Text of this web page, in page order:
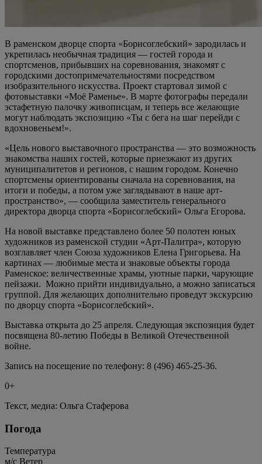
В раменском дворце спорта «Борисоглебский» зародилась и
укрепилась необычная традиция — гостей города и
спортсменов, прибывших на соревнования, знакомят с
городскими достопримечательностями посредством
изобразительного искусства. Проект стартовал зимой с
фотовыставки «Моё Раменье». В марте фотографы передали
эстафетную палочку живописцам, и теперь все желающие
могут наблюдать экспозицию «Ты с бега на шаг перейди с
вдохновеньем!».
«Цель нового выставочного пространства — это возможность
знакомства наших гостей, которые приезжают из других
муниципалитетов и регионов, с нашим городом. Конечно
спортсмены ориентированы сначала на соревнования, на
итоги и победы, а потом уже заглядывают в наше арт-
пространство», — сообщила заместитель генерального
директора дворца спорта «Борисоглебский» Ольга Егорова.
На новой выставке представлено более 50 полотен юных
художников из раменской студии «Арт-Палитра», которую
возглавляет член Союза художников Елена Григорьева. На
картинах — любимые места и знаковые объекты города
Раменское: величественные храмы, уютные парки, чарующие
пейзажи. Можно прийти индивидуально, а можно записаться
группой. Для желающих дополнительно проведут экскурсию
по дворцу спорта «Борисоглебский».
Выставка открыта до 25 апреля. Следующая экспозиция будет
посвящена 80-летию Победы в Великой Отечественной
войне.
Запись на посещение по телефону: 8 (496) 465-25-36.
0+
Текст, медиа: Ольга Стаферова
Погода
Температура
м/c Ветер